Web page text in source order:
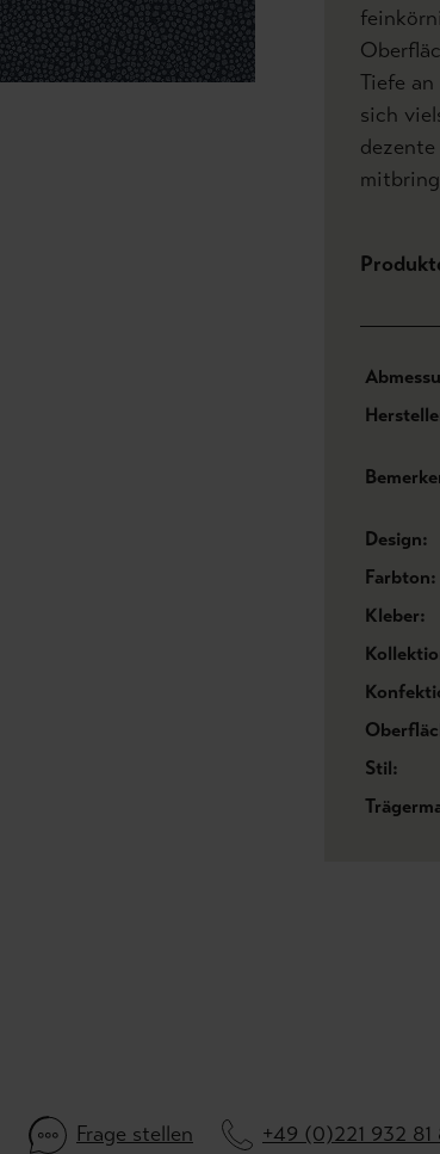
Tiefe
sich
Design:
Farbton:
Kleber:
Stil:
Frage stellen +49 (0)221 932 81